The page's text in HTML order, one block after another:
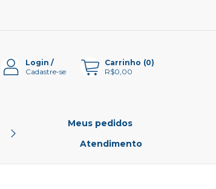
Login /
Cadastre-se
Carrinho (0)
R$0,00
Meus pedidos
Atendimento